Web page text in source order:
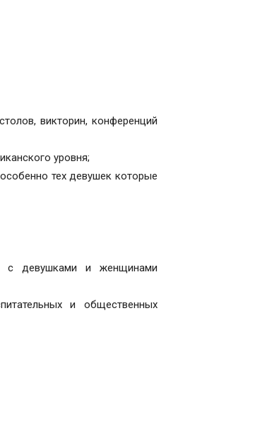
викторин, конференций
уровня;
тех девушек которые
с девушками и женщинами
и общественных